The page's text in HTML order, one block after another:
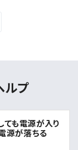
ルプ
ても電源が入り
源が落ちる